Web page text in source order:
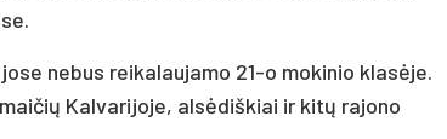
nebus reikalaujamo 21-o mokinio klasėje.
Kalvarijoje, alsėdiškiai ir kitų rajono